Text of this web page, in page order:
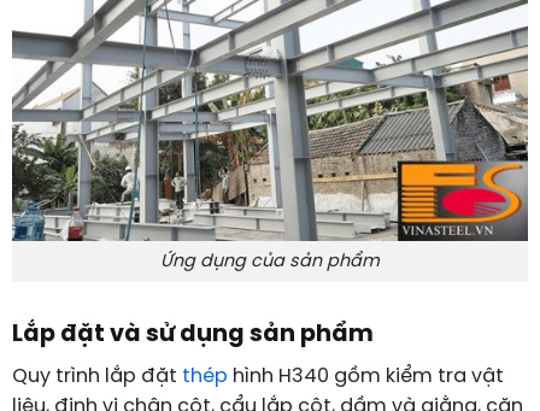
Ứng dụng của sản phẩm
Lắp đặt và sử dụng sản phẩm
Quy trình lắp đặt thép hình H340 gồm kiểm tra vật
liệu, định vị chân cột, cẩu lắp cột, dầm và giằng, căn